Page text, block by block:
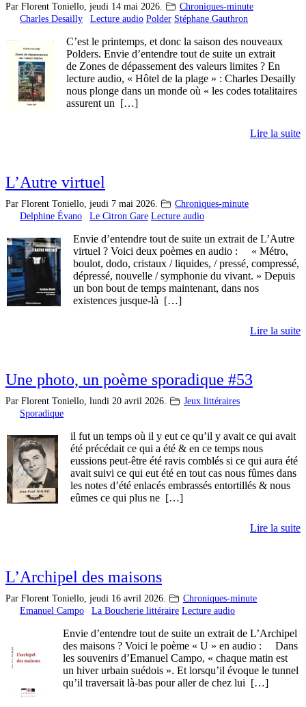
Par Florent Toniello, jeudi 14 mai 2026.
Chroniques-minute
Charles Desailly
Lecture audio Polder Stéphane Gauthron
C’est le printemps, et donc la saison des nouveaux
Polders. Envie d’entendre tout de suite un extrait
de Zones de dépassement des valeurs limites ? En
lecture audio, « Hôtel de la plage » : Charles Desailly
nous plonge dans un monde où « les codes totalitaires
assurent un […]
Lire la suite
L’Autre virtuel
Par Florent Toniello, jeudi 7 mai 2026.
Chroniques-minute
Delphine Évano
Le Citron Gare Lecture audio
Envie d’entendre tout de suite un extrait de L’Autre
virtuel ? Voici deux poèmes en audio : « Métro,
boulot, dodo, cristaux / liquides, / pressé, compressé,
dépressé, nouvelle / symphonie du vivant. » Depuis
un bon bout de temps maintenant, dans nos
existences jusque-là […]
Lire la suite
Une photo, un poème sporadique #53
Par Florent Toniello, lundi 20 avril 2026.
Jeux littéraires
Sporadique
il fut un temps où il y eut ce qu’il y avait ce qui avait
été précédait ce qui a été & en ce temps nous
eussions peut-être été ravis comblés si ce qui aura été
avait suivi ce qui eut été en tout cas nous fûmes dans
les notes d’été enlacés embrassés entortillés & nous
eûmes ce qui plus ne […]
Lire la suite
L’Archipel des maisons
Par Florent Toniello, jeudi 16 avril 2026.
Chroniques-minute
Emanuel Campo
La Boucherie littéraire Lecture audio
Envie d’entendre tout de suite un extrait de L’Archipel
des maisons ? Voici le poème « U » en audio : Dans
les souvenirs d’Emanuel Campo, « chaque matin est
un hiver urbain suédois ». Et lorsqu’il évoque le tunnel
qu’il traversait là-bas pour aller de chez lui […]